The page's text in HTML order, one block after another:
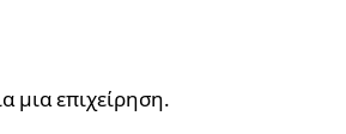
μια επιχείρηση.